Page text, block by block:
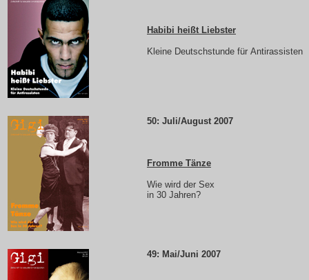
Habibi heißt Liebster
Kleine Deutschstunde für Antirassisten
50: Juli/August 2007
Fromme Tänze
Wie wird der Sex
in 30 Jahren?
49: Mai/Juni 2007